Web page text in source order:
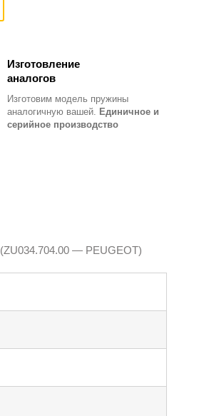
Изготовление
аналогов
Изготовим модель пружины
аналогичную вашей. Единичное и
серийное производство
(ZU034.704.00 — PEUGEOT)